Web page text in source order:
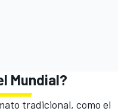
Mundial?
tradicional, como el